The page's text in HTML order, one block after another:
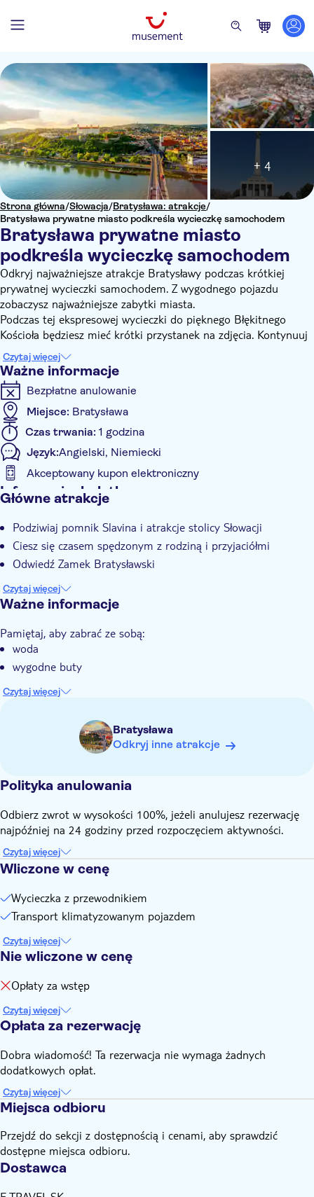
Strona główna/Słowacja/Bratysława: atrakcje/
Bratysława prywatne miasto podkreśla wycieczkę samochodem
Bratysława prywatne miasto
podkreśla wycieczkę samochodem
+ 4
Odkryj najważniejsze atrakcje Bratysławy podczas krótkiej
prywatnej wycieczki samochodem. Z wygodnego pojazdu
zobaczysz najważniejsze zabytki miasta.
Podczas tej ekspresowej wycieczki do pięknego Błękitnego
Kościoła będziesz mieć krótki przystanek na zdjęcia. Kontynuuj
podróż letnim Pałacem Arcybiskupim do Pałacu
Prezydenckiego, a następnie 1-godzinną wycieczką ekspresową
po Bratysławie, przechodzącą przez piękną dzielnicę Palisady,
pełną pięknych willi. Jedź dalej do Zamku Bratysławskiego.
Krótki przystanek, aby podziwiać piękny widok z dziedzińca
zamku w Bratysławie.
Ostatni przystanek znajduje się przy pomniku Slavina, skąd
będziesz mógł podziwiać zapierający dech w piersiach widok na
Bratysławę. Głównym celem tej prywatnej, godzinnej,
ekspresowej wycieczki po Bratysławie jest zaprezentowanie
Państwu najlepszych atrakcji stolicy Słowacji. Z przewodnika na
Czytaj więcej
Ważne informacje
Bezpłatne anulowanie
Miejsce: Bratysława
Czas trwania: 1 godzina
Język:Angielski, Niemiecki
Akceptowany kupon elektroniczny
Informacje dodatkowe
Oficjalny pośrednik
Wycieczka z przewodnikiem
Lokalny charakter
Prywatna Wycieczka
Główne atrakcje
Podziwiaj pomnik Slavina i atrakcje stolicy Słowacji
Ciesz się czasem spędzonym z rodziną i przyjaciółmi
Odwiedź Zamek Bratysławski
Czytaj więcej
Ważne informacje
Pamiętaj, aby zabrać ze sobą:
woda
wygodne buty
Czytaj więcej
Bratysława
Odkryj inne atrakcje
Polityka anulowania
Odbierz zwrot w wysokości 100%, jeżeli anulujesz rezerwację
najpóźniej na 24 godziny przed rozpoczęciem aktywności.
Czytaj więcej
Wliczone w cenę
Wycieczka z przewodnikiem
Transport klimatyzowanym pojazdem
Czytaj więcej
Nie wliczone w cenę
Opłaty za wstęp
Czytaj więcej
Opłata za rezerwację
Dobra wiadomość! Ta rezerwacja nie wymaga żadnych
dodatkowych opłat.
Czytaj więcej
Miejsca odbioru
Przejdź do sekcji z dostępnością i cenami, aby sprawdzić
dostępne miejsca odbioru.
Dostawca